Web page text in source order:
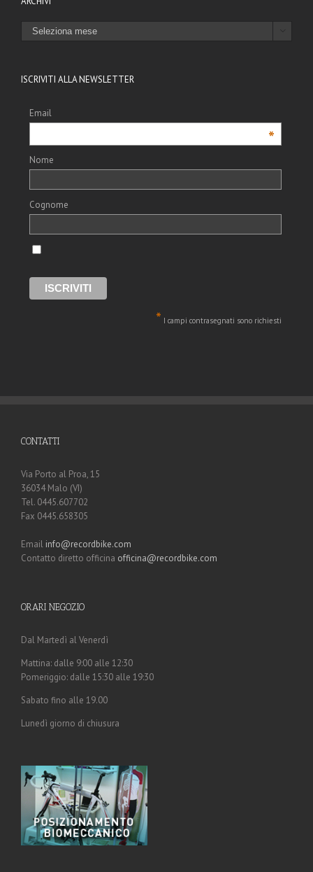
ARCHIVI
ISCRIVITI ALLA NEWSLETTER
Email
*
Nome
Cognome
* I campi contrasegnati sono richiesti
CONTATTI
Via Porto al Proa, 15
36034 Malo (VI)
Tel. 0445.607702
Fax 0445.658305
Email info@recordbike.com
Contatto diretto officina officina@recordbike.com
ORARI NEGOZIO
Dal Martedì al Venerdì
Mattina: dalle 9:00 alle 12:30
Pomeriggio: dalle 15:30 alle 19:30
Sabato fino alle 19.00
Lunedì giorno di chiusura